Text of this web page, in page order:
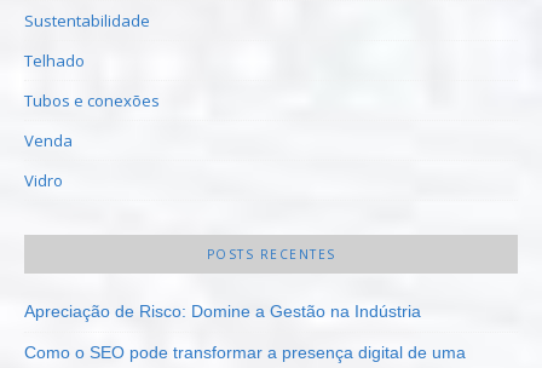
Sustentabilidade
Telhado
Tubos e conexões
Venda
Vidro
POSTS RECENTES
Apreciação de Risco: Domine a Gestão na Indústria
Como o SEO pode transformar a presença digital de uma